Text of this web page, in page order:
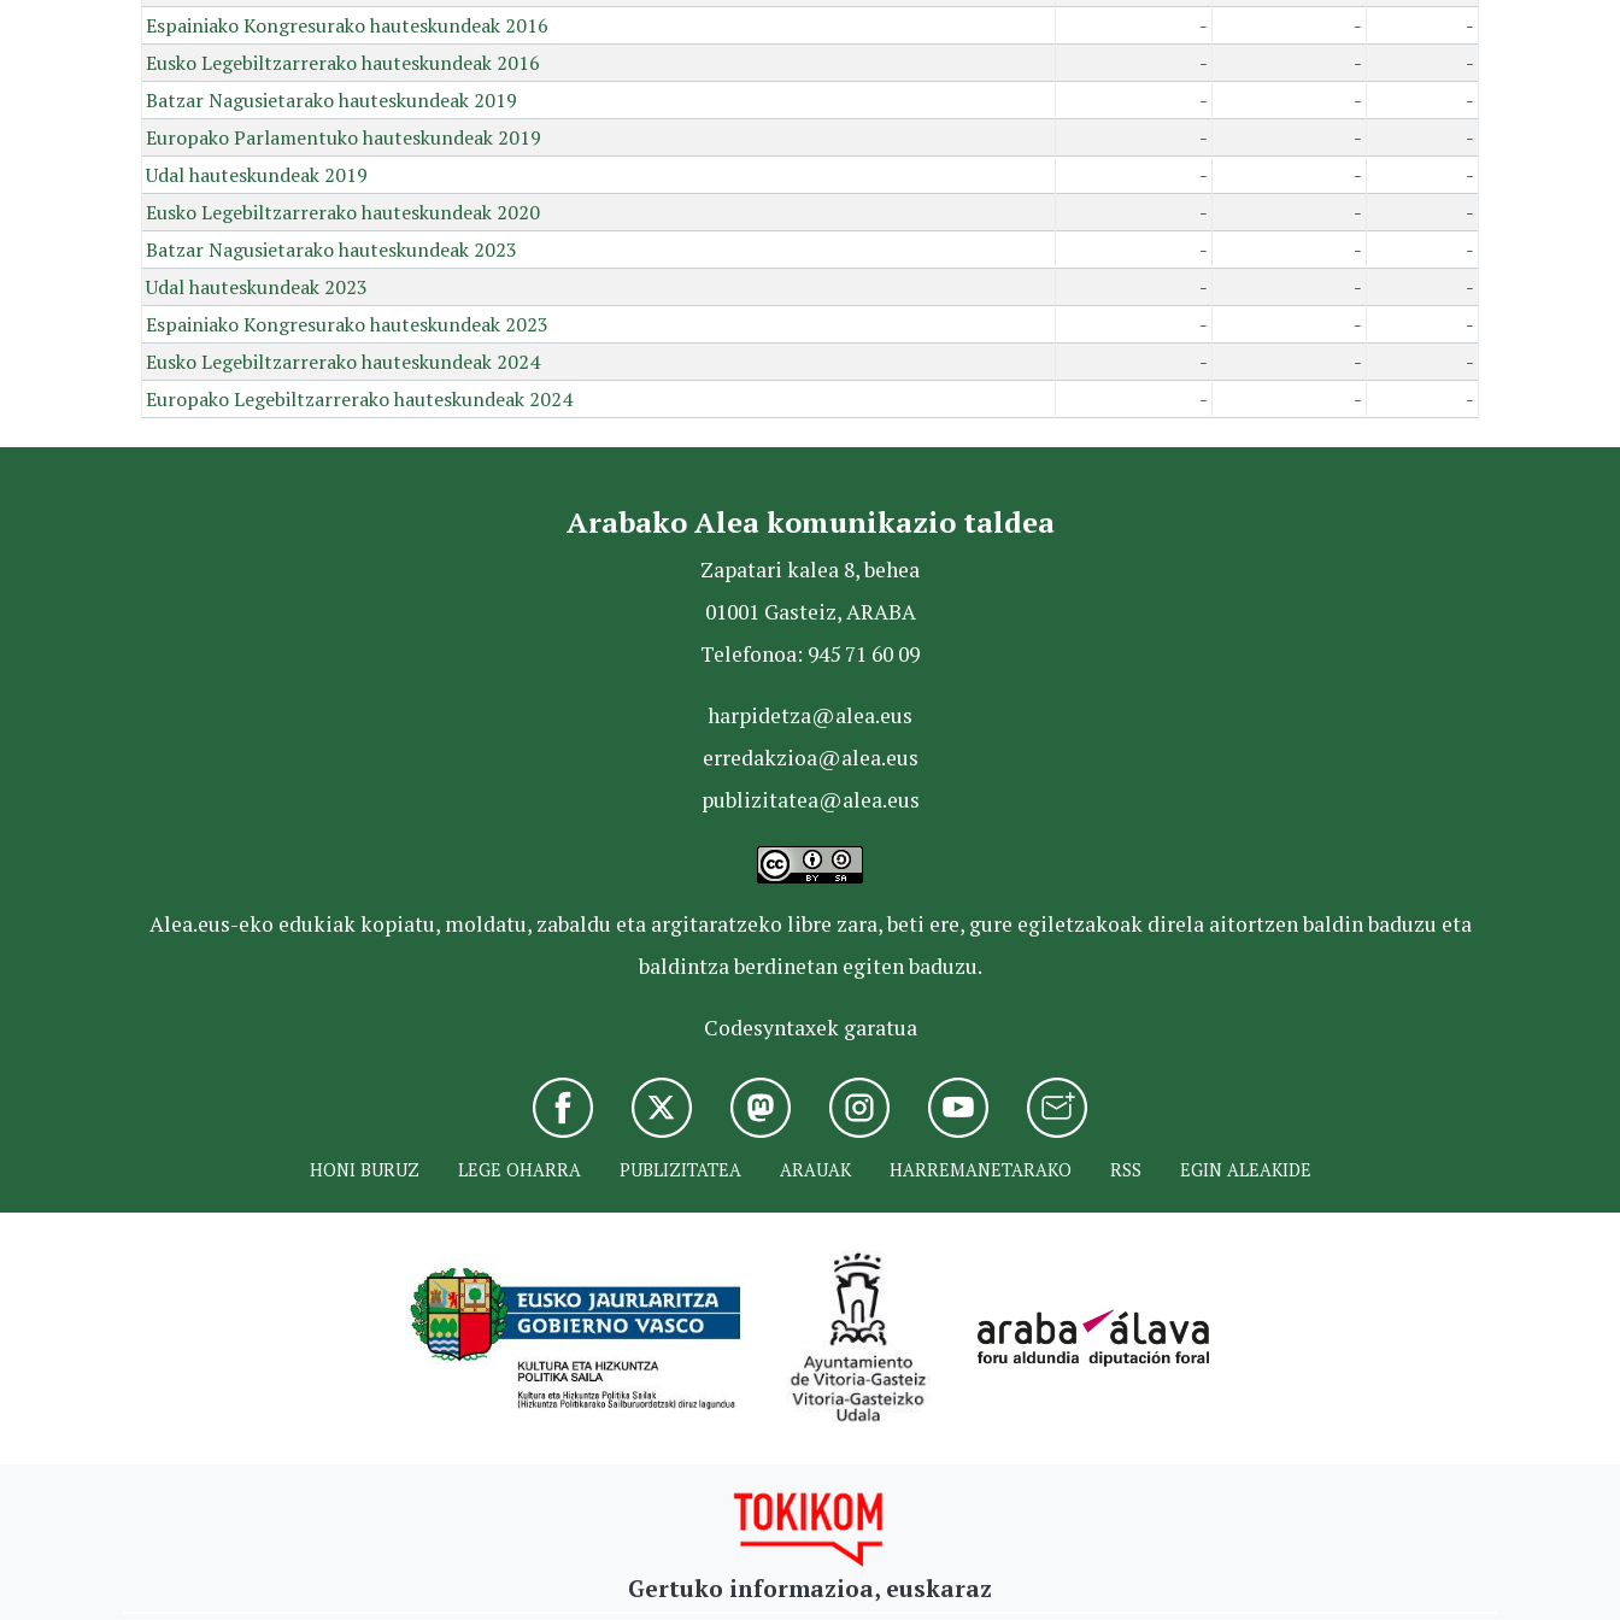
Espainiako Kongresurako hauteskundeak 2016
- -
-
Eusko Legebiltzarrerako hauteskundeak 2016
- -
-
Batzar Nagusietarako hauteskundeak 2019
- -
-
Europako Parlamentuko hauteskundeak 2019
- -
-
Udal hauteskundeak 2019
- -
-
Eusko Legebiltzarrerako hauteskundeak 2020
- -
-
Batzar Nagusietarako hauteskundeak 2023
- -
-
Udal hauteskundeak 2023
- -
-
Espainiako Kongresurako hauteskundeak 2023
- -
-
Eusko Legebiltzarrerako hauteskundeak 2024
- -
-
Europako Legebiltzarrerako hauteskundeak 2024
- - -
Arabako Alea komunikazio taldea
Zapatari kalea 8, behea
01001 Gasteiz, ARABA
Telefonoa: 945 71 60 09
harpidetza@alea.eus
erredakzioa@alea.eus
publizitatea@alea.eus
Alea.eus-eko edukiak kopiatu, moldatu, zabaldu eta argitaratzeko libre zara, beti ere, gure egiletzakoak direla aitortzen baldin baduzu eta
baldintza berdinetan egiten baduzu.
Codesyntaxek garatua
HONI BURUZ LEGE OHARRA PUBLIZITATEA ARAUAK HARREMANETARAKO RSS EGIN ALEAKIDE
Gertuko informazioa, euskaraz